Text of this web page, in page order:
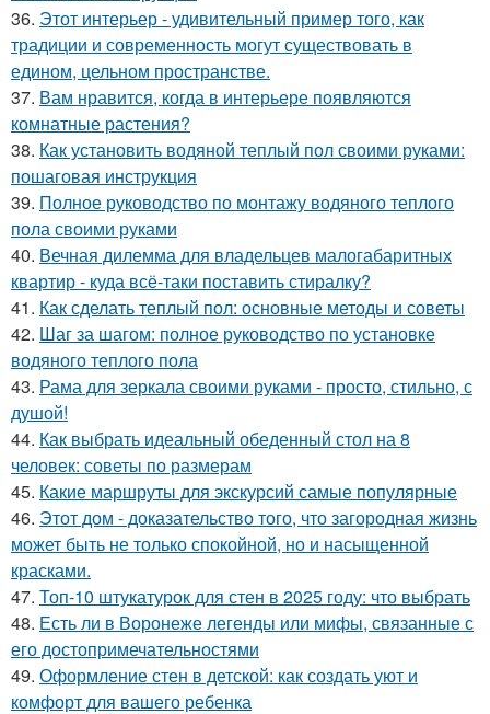
36. Этот интерьер - удивительный пример того, как
традиции и современность могут существовать в
едином, цельном пространстве.
37. Вам нравится, когда в интерьере появляются
комнатные растения?
38. Как установить водяной теплый пол своими руками:
пошаговая инструкция
39. Полное руководство по монтажу водяного теплого
пола своими руками
40. Вечная дилемма для владельцев малогабаритных
квартир - куда всё-таки поставить стиралку?
41. Как сделать теплый пол: основные методы и советы
42. Шаг за шагом: полное руководство по установке
водяного теплого пола
43. Рама для зеркала своими руками - просто, стильно, с
душой!
44. Как выбрать идеальный обеденный стол на 8
человек: советы по размерам
45. Какие маршруты для экскурсий самые популярные
46. Этот дом - доказательство того, что загородная жизнь
может быть не только спокойной, но и насыщенной
красками.
47. Топ-10 штукатурок для стен в 2025 году: что выбрать
48. Есть ли в Воронеже легенды или мифы, связанные с
его достопримечательностями
49. Оформление стен в детской: как создать уют и
комфорт для вашего ребенка